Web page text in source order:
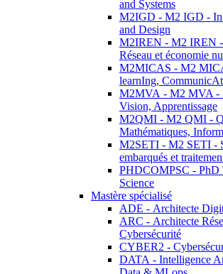
and Systems
M2IGD - M2 IGD -
and Design
M2IREN - M2 IREN -
Réseau et économie
M2MICAS - M2
learnIng,
M2MVA - M2 MVA -
Vision, Apprentissage
M2QMI - M2 QMI -
Mathématiques,
M2SETI - M2 SETI -
embarqués et
PHDCOMPSC - PhD
Science
Mastère spécialisé
ADE - Architecte
ARC - Architecte
Cybersécurité
CYBER2 -
DATA - Intelligence